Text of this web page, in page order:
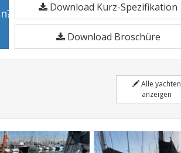
11
ist
11,33
Meter
Segelyacht
Jahr
gefertigt.
Download Kurz-Spezifikation
Download Broschüre
Alle yachten
anzeigen